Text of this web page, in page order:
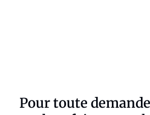
Pour toute